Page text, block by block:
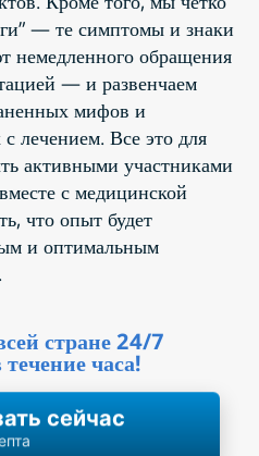
— те симптомы и знаки
немедленного обращения
— и развенчаем
мифов и
лечением. Все это для
активными участниками
с медицинской
что опыт будет
и оптимальным
стране 24/7
часа!
сейчас